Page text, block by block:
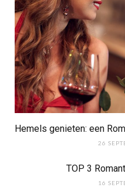
Hemels genieten: een
26
TOP 3
16